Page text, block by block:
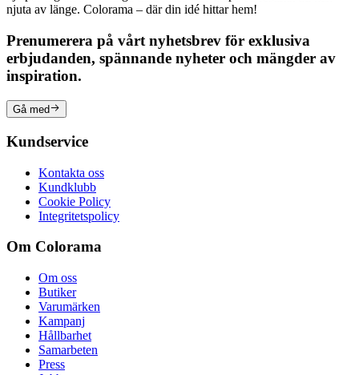
njuta av länge. Colorama – där din idé hittar hem!
Prenumerera på vårt nyhetsbrev för exklusiva
erbjudanden, spännande nyheter och mängder av
inspiration.
Gå med
Kundservice
Kontakta oss
Kundklubb
Cookie Policy
Integritetspolicy
Om Colorama
Om oss
Butiker
Varumärken
Kampanj
Hållbarhet
Samarbeten
Press